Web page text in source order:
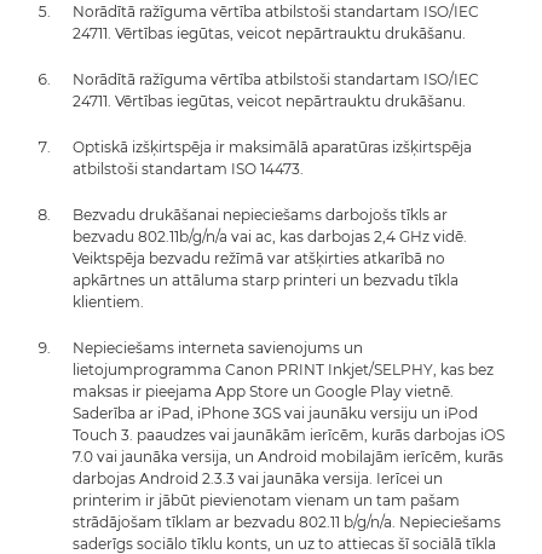
Norādītā ražīguma vērtība atbilstoši standartam ISO/IEC
24711. Vērtības iegūtas, veicot nepārtrauktu drukāšanu.
Norādītā ražīguma vērtība atbilstoši standartam ISO/IEC
24711. Vērtības iegūtas, veicot nepārtrauktu drukāšanu.
Optiskā izšķirtspēja ir maksimālā aparatūras izšķirtspēja
atbilstoši standartam ISO 14473.
Bezvadu drukāšanai nepieciešams darbojošs tīkls ar
bezvadu 802.11b/g/n/a vai ac, kas darbojas 2,4 GHz vidē.
Veiktspēja bezvadu režīmā var atšķirties atkarībā no
apkārtnes un attāluma starp printeri un bezvadu tīkla
klientiem.
Nepieciešams interneta savienojums un
lietojumprogramma Canon PRINT Inkjet/SELPHY, kas bez
maksas ir pieejama App Store un Google Play vietnē.
Saderība ar iPad, iPhone 3GS vai jaunāku versiju un iPod
Touch 3. paaudzes vai jaunākām ierīcēm, kurās darbojas iOS
7.0 vai jaunāka versija, un Android mobilajām ierīcēm, kurās
darbojas Android 2.3.3 vai jaunāka versija. Ierīcei un
printerim ir jābūt pievienotam vienam un tam pašam
strādājošam tīklam ar bezvadu 802.11 b/g/n/a. Nepieciešams
saderīgs sociālo tīklu konts, un uz to attiecas šī sociālā tīkla